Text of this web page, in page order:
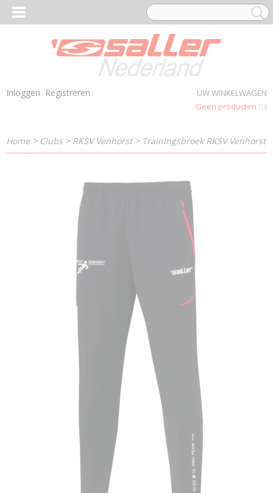
Inloggen Registreren
UW WINKELWAGEN
Geen producten (0)
Home> Clubs > RKSV Venhorst> Trainingsbroek RKSV Venhorst